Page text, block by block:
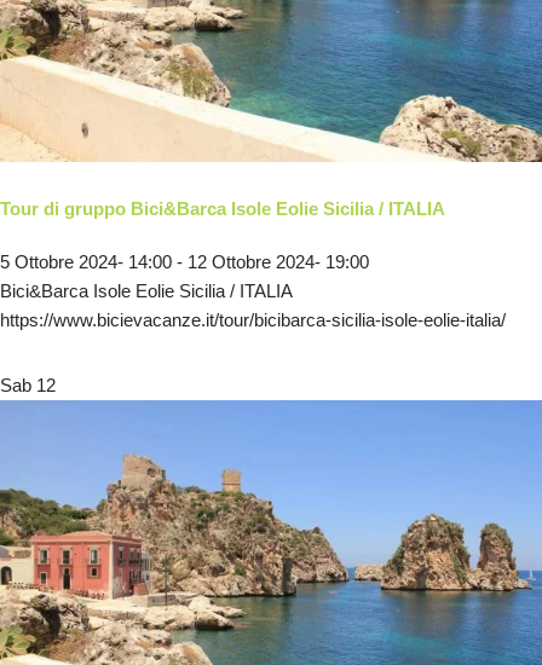
Tour di gruppo Bici&Barca Isole Eolie Sicilia / ITALIA
5 Ottobre 2024- 14:00 - 12 Ottobre 2024- 19:00
Bici&Barca Isole Eolie Sicilia / ITALIA
https://www.bicievacanze.it/tour/bicibarca-sicilia-isole-eolie-italia/
Sab 12